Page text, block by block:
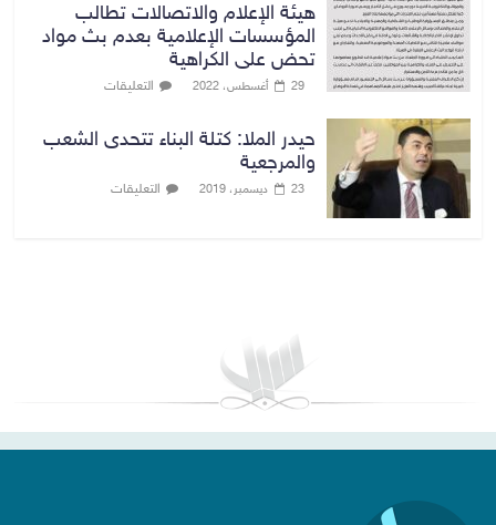
هيئة الإعلام والاتصالات تطالب
المؤسسات الإعلامية بعدم بث مواد
تحض على الكراهية
29 أغسطس، 2022 التعليقات
حيدر الملا: كتلة البناء تتحدى الشعب
والمرجعية
23 ديسمبر، 2019 التعليقات